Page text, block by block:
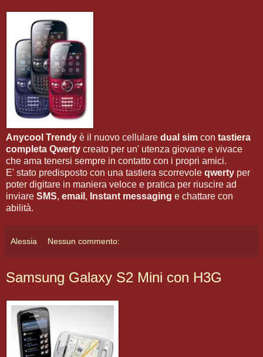
Anycool Trendy è il nuovo cellulare dual sim con tastiera
completa Qwerty creato per un' utenza giovane e vivace
che ama tenersi sempre in contatto con i propri amici.
E' stato predisposto con una tastiera scorrevole qwerty per
poter digitare in maniera veloce e pratica per riuscire ad
inviare SMS, email , Instant messaging e chattare con
abilità.
Alessia Nessun commento:
Samsung Galaxy S2 Mini con H3G